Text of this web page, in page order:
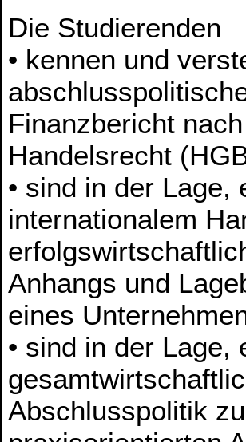
Die Studierenden
• kennen und
Finanzbericht
Handelsrecht
• sind in der Lage,
internationalem
Anhangs und
eines
• sind in der
Abschlusspolitik